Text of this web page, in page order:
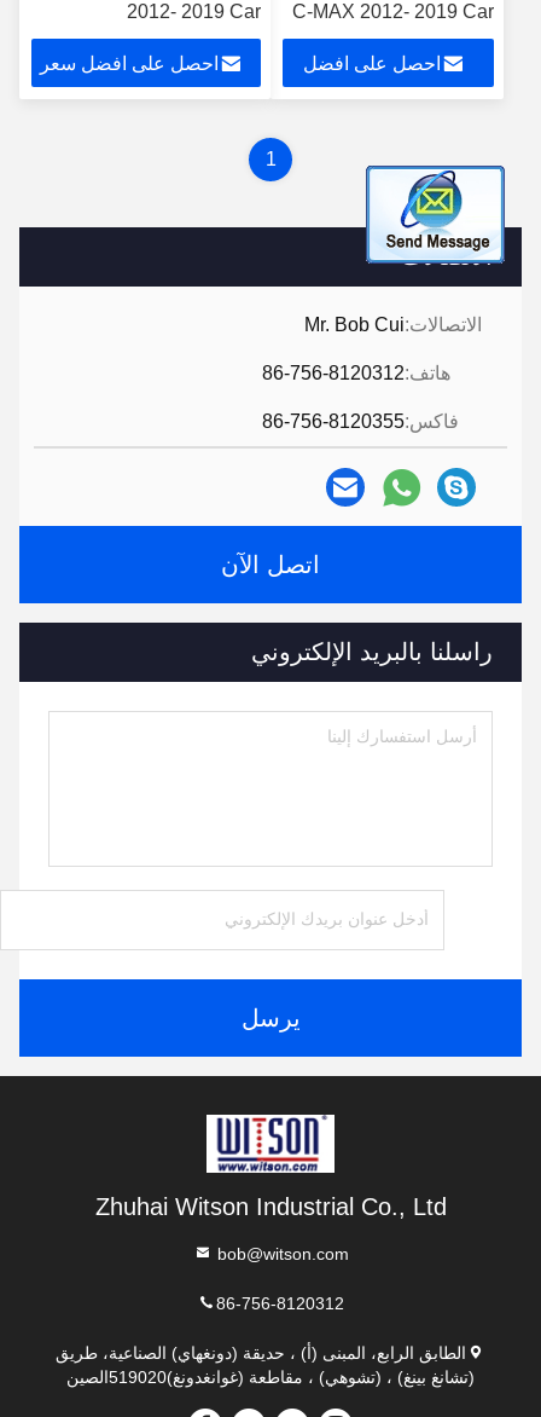
الاتصالات
الاتصالات:Mr. Bob Cui
هاتف:86-756-8120312
فاكس:86-756-8120355
اتصل الآن
راسلنا بالبريد الإلكتروني
يرسل
C-MAX 2012- 2019 Car
Multimedia Stereo
احصل على افضل
2012- 2019 Car
Multimedia Stereo
احصل على افضل سعر
1
Zhuhai Witson Industrial Co., Ltd
bob@witson.com
86-756-8120312
الطابق الرابع، المبنى (أ) ، حديقة (دونغهاي) الصناعية، طريق
(تشانغ بينغ) ، (تشوهي) ، مقاطعة (غوانغدونغ)519020الصين